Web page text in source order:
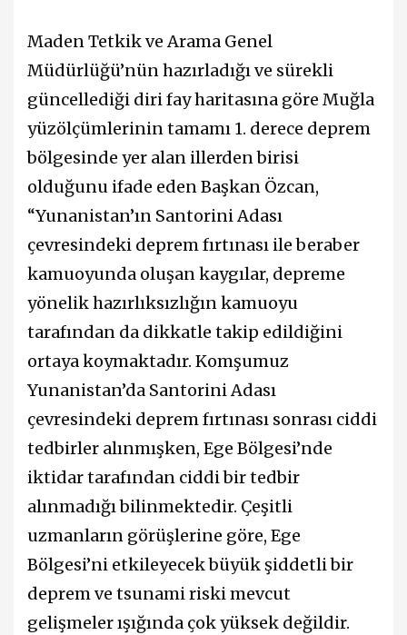
Maden Tetkik ve Arama Genel
Müdürlüğü’nün hazırladığı ve sürekli
güncellediği diri fay haritasına göre Muğla
yüzölçümlerinin tamamı 1. derece deprem
bölgesinde yer alan illerden birisi
olduğunu ifade eden Başkan Özcan,
“Yunanistan’ın Santorini Adası
çevresindeki deprem fırtınası ile beraber
kamuoyunda oluşan kaygılar, depreme
yönelik hazırlıksızlığın kamuoyu
tarafından da dikkatle takip edildiğini
ortaya koymaktadır. Komşumuz
Yunanistan’da Santorini Adası
çevresindeki deprem fırtınası sonrası ciddi
tedbirler alınmışken, Ege Bölgesi’nde
iktidar tarafından ciddi bir tedbir
alınmadığı bilinmektedir. Çeşitli
uzmanların görüşlerine göre, Ege
Bölgesi’ni etkileyecek büyük şiddetli bir
deprem ve tsunami riski mevcut
gelişmeler ışığında çok yüksek değildir.